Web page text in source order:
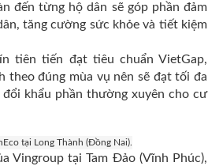
đến từng hộ dân sẽ góp phần đảm
tăng cường sức khỏe và tiết kiệm
tiên tiến đạt tiêu chuẩn VietGap,
theo đúng mùa vụ nên sẽ đạt tối đa
khẩu phần thường xuyên cho cư
tại Long Thành (Đồng Nai).
Vingroup tại Tam Đảo (Vĩnh Phúc),